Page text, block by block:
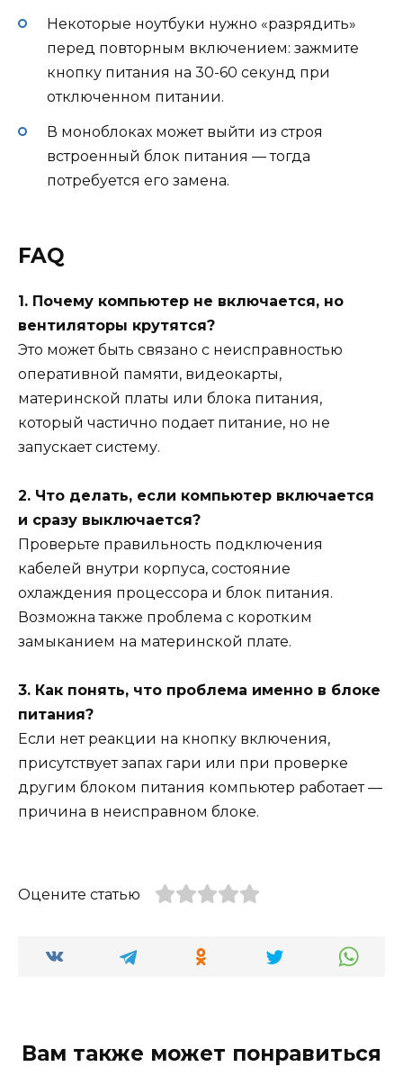
Некоторые ноутбуки нужно «разрядить»
перед повторным включением: зажмите
кнопку питания на 30-60 секунд при
отключенном питании.
В моноблоках может выйти из строя
встроенный блок питания — тогда
потребуется его замена.
FAQ
1. Почему компьютер не включается, но
вентиляторы крутятся?
Это может быть связано с неисправностью
оперативной памяти, видеокарты,
материнской платы или блока питания,
который частично подает питание, но не
запускает систему.
2. Что делать, если компьютер включается
и сразу выключается?
Проверьте правильность подключения
кабелей внутри корпуса, состояние
охлаждения процессора и блок питания.
Возможна также проблема с коротким
замыканием на материнской плате.
3. Как понять, что проблема именно в блоке
питания?
Если нет реакции на кнопку включения,
присутствует запах гари или при проверке
другим блоком питания компьютер работает —
причина в неисправном блоке.
Оцените статью
Вам также может понравиться